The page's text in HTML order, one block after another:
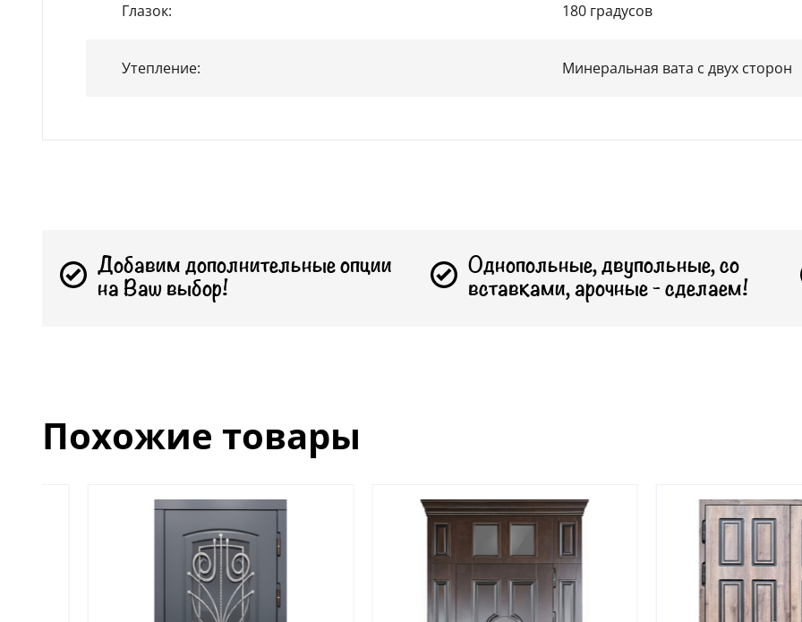
Глазок: 180 градусов
Утепление: Минеральная вата с двух сторон
Добавим дополнительные опции
на Ваш выбор!
Однопольные, двупольные, со
вставками, арочные - сделаем!
Похожие товары